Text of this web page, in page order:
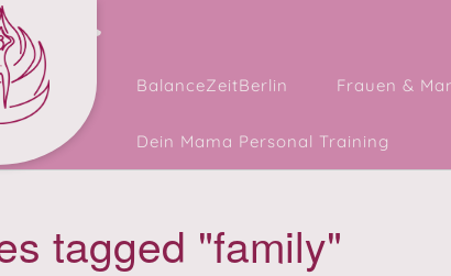
Instagram
BalanceZeitBerlin Frauen &
Dein Mama Personal Training
tagged "family"